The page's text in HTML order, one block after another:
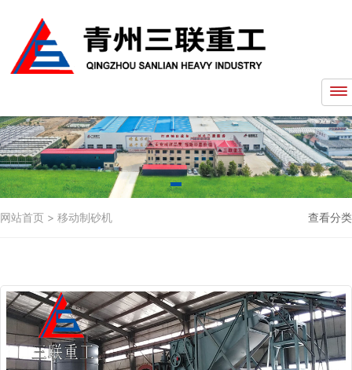
网站首页 > 移动制砂机 查看分类